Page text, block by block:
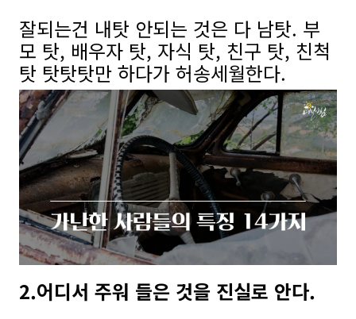
잘되는건 내탓 안되는 것은 다 남탓. 부
모 탓, 배우자 탓, 자식 탓, 친구 탓, 친척
탓 탓탓탓만 하다가 허송세월한다.
2.어디서 주워 들은 것을 진실로 안다.